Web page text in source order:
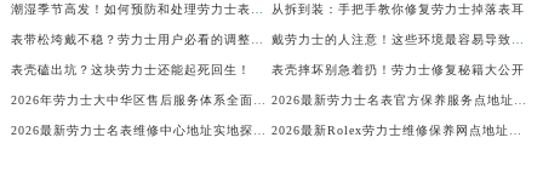
从拆到装：手把手教你修复劳力士掉落表耳
表壳磕出坑？这块劳力士还能起死回生！ 表壳摔坏别急着扔！劳力士修复秘籍大公开